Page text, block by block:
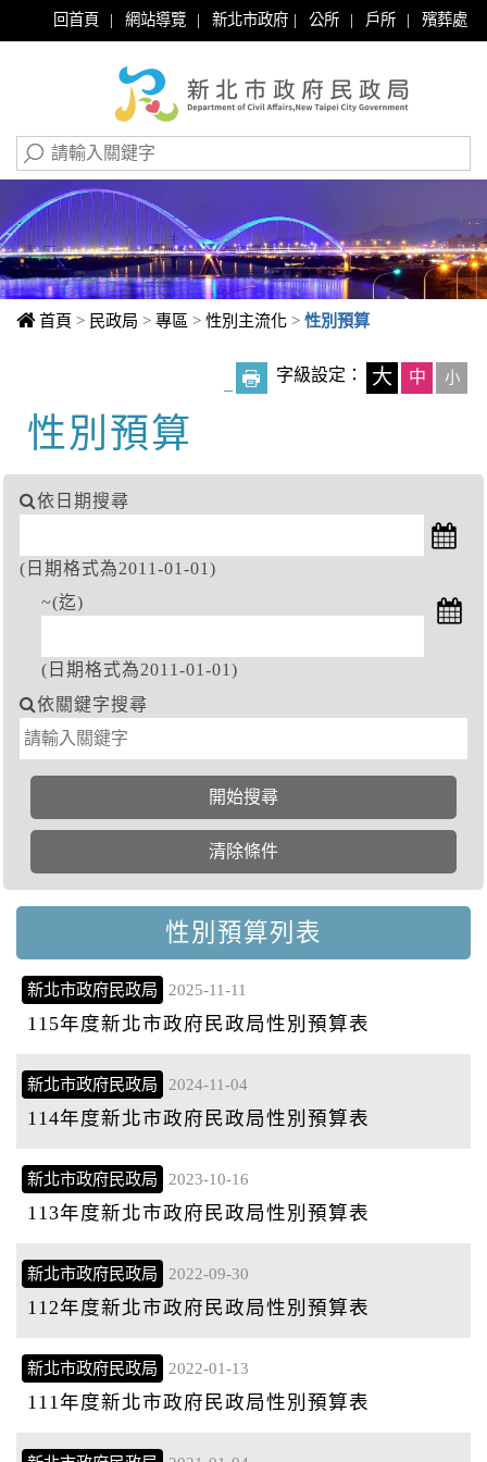
回首頁 | 網站導覽 | 新北市政府 | 公所 | 戶所 | 殯葬處
首頁 > 民政局 > 專區 > 性別主流化 > 性別預算
字級設定： 大 中 小
中央內容區塊
性別預算
依日期搜尋
(日期格式為2011-01-01)
~(迄)
(日期格式為2011-01-01)
依關鍵字搜尋
性別預算列表
新北市政府民政局 2025-11-11
115年度新北市政府民政局性別預算表
新北市政府民政局 2024-11-04
114年度新北市政府民政局性別預算表
新北市政府民政局 2023-10-16
113年度新北市政府民政局性別預算表
新北市政府民政局 2022-09-30
112年度新北市政府民政局性別預算表
新北市政府民政局 2022-01-13
111年度新北市政府民政局性別預算表